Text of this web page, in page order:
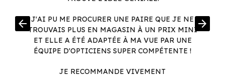
J'AI PU ME PROCURER UNE PAIRE QUE JE NE
TROUVAIS PLUS EN MAGASIN À UN PRIX MINI
ET ELLE A ÉTÉ ADAPTÉE À MA VUE PAR UNE
ÉQUIPE D'OPTICIENS SUPER COMPÉTENTE !
JE RECOMMANDE VIVEMENT
arrow_back arrow_forward